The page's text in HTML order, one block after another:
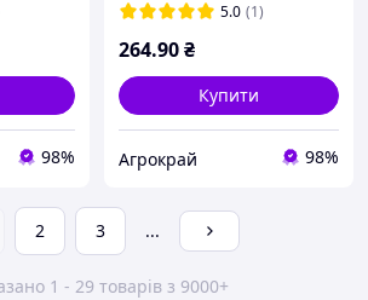
98%
5.0 (1)
264.90₴
Купити
Агрокрай 98%
2 3 ...
1 - 29 товарів з 9000+